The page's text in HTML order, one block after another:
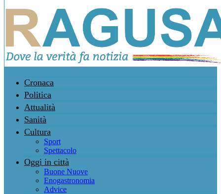
Cronaca
Politica
Attualità
Sanità
Cultura
Sport
Spettacolo
Oggi in città
Buone Nuove
Enogastronomia
Advice